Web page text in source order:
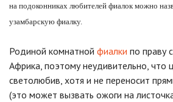
на подоконниках любителей фиалок можно
узамбарскую фиалку.
Родиной комнатной фиалки по праву
Африка, поэтому неудивительно, что
светолюбив, хотя и не переносит
(это может вызвать ожоги на